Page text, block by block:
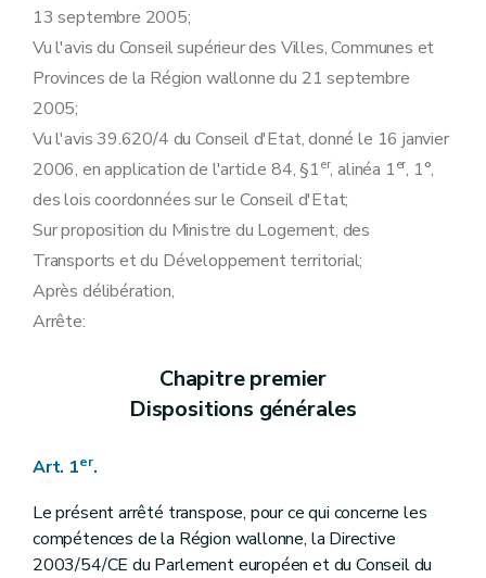
Art. 43
Art. 44
Chapitre VI
Dispositions transitoires et finales
Art. 45
Art. 46
Art. 47
Art. 48
Annexe 1
13 septembre 2005;
Vu l'avis du Conseil supérieur des Villes, Communes et
Provinces de la Région wallonne du 21 septembre
2005;
Vu l'avis 39.620/4 du Conseil d'Etat, donné le 16 janvier
2006, en application de l'article 84, §1er, alinéa 1er, 1°,
des lois coordonnées sur le Conseil d'Etat;
Sur proposition du Ministre du Logement, des
Transports et du Développement territorial;
Après délibération,
Arrête:
Chapitre premier
Dispositions générales
Art. 1er.
Le présent arrêté transpose, pour ce qui concerne les
compétences de la Région wallonne, la Directive
2003/54/CE du Parlement européen et du Conseil du